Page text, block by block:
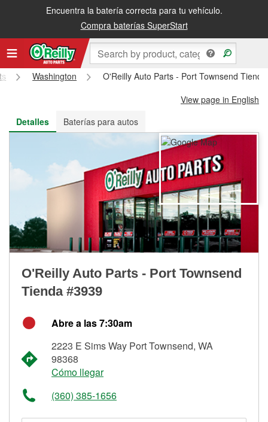
Encuentra la batería correcta para tu vehículo.
Compra baterías SuperStart
Recibe tu orden gratis al día siguiente o recógela en la tienda
Washington
O'Reilly Auto Parts - Port Townsend
View page in English
Detalles
Baterías para autos
O'Reilly Auto Parts - Port Townsend
Tienda #3939
Abre a las 7:30am
2223 E Sims Way Port Townsend, WA
98368
Cómo llegar
(360) 385-1656